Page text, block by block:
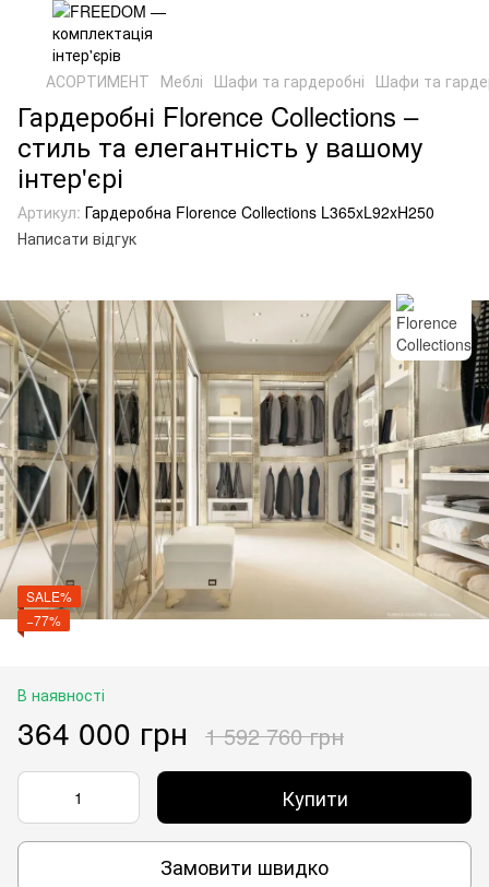
АСОРТИМЕНТ Меблі Шафи та гардеробні Шафи та
Гардеробні Florence Collections –
стиль та елегантність у вашому
інтер'єрі
Артикул: Гардеробна Florence Collections L365xL92xH250
Написати відгук
SALE%
−77%
В наявності
364 000 грн 1 592 760 грн
Купити
Замовити швидко